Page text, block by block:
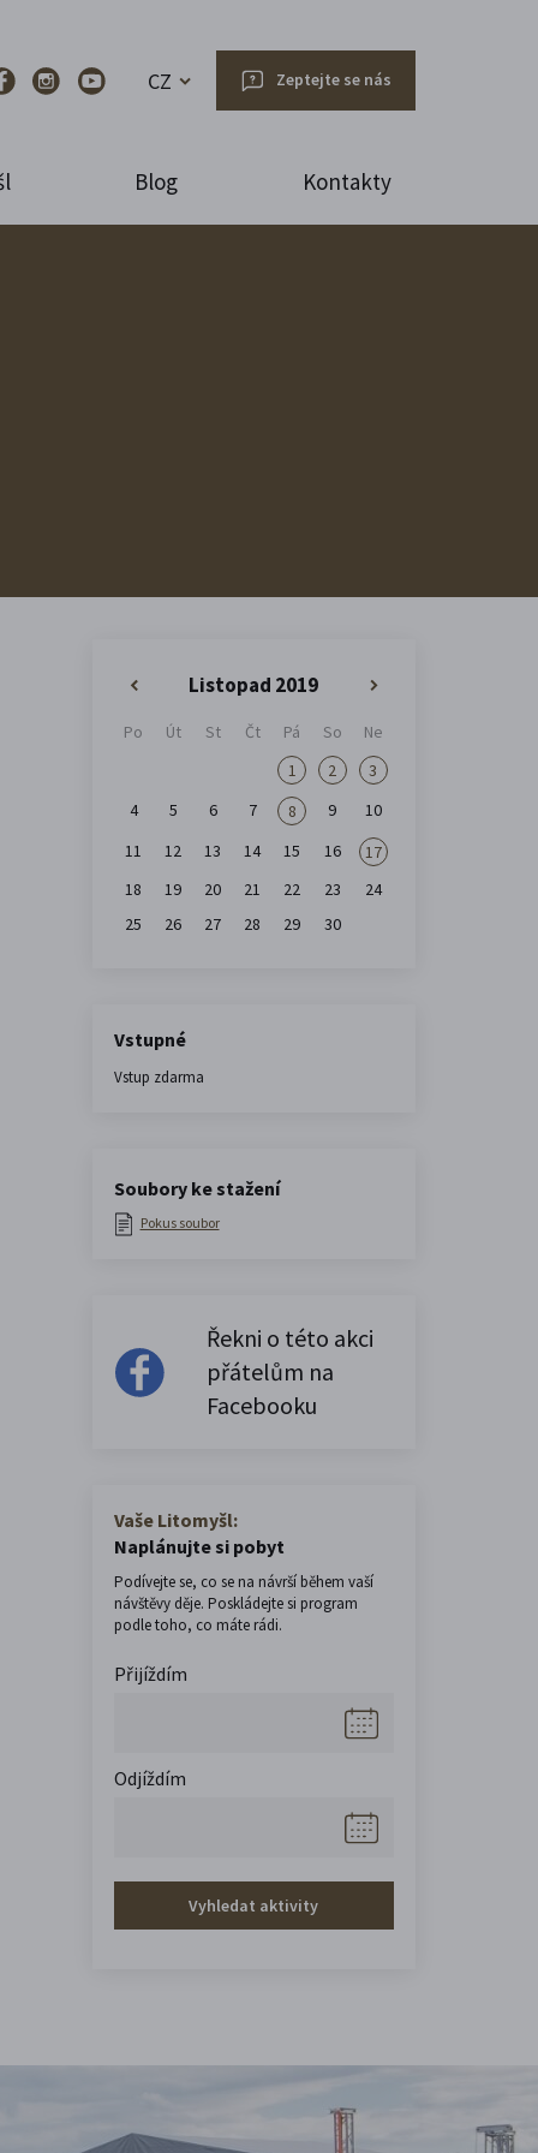
CZ Zeptejte se nás
Blog Kontakty
Listopad 2019
»
Po Út St Čt Pá So
Ne
1
2
3
4
5 6 7 8 9
10
11
12 13 14 15 16
17
18
19 20 21 22 23
24
25
26 27 28 29 30
Vstupné
Vstup zdarma
Soubory ke stažení
Pokus soubor
Řekni o této akci
přátelům na
Facebooku
Vaše Litomyšl:
Naplánujte si pobyt
Podívejte se, co se na návrší během vaší
návštěvy děje. Poskládejte si program
podle toho, co máte rádi.
Přijíždím
Odjíždím
Vyhledat aktivity